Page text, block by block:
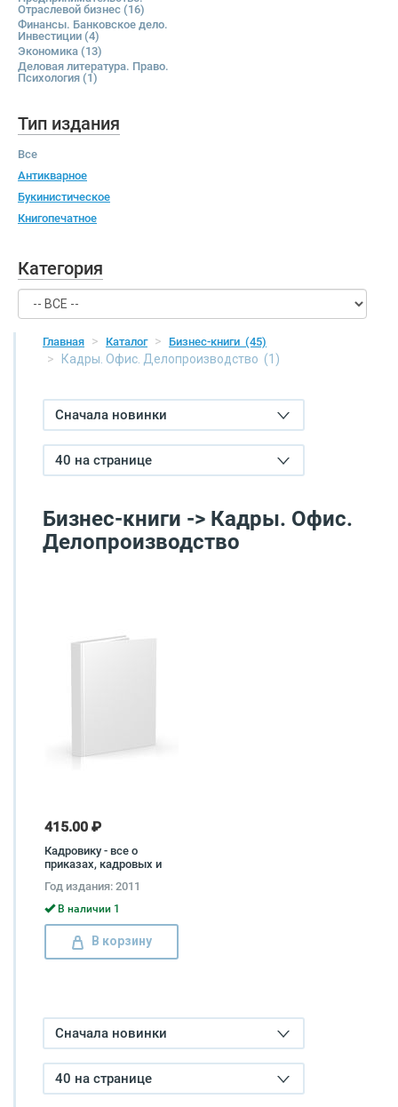
Отраслевой бизнес (16)
Финансы. Банковское дело.
Инвестиции (4)
Экономика (13)
Деловая литература. Право.
Психология (1)
Тип издания
Все
Антикварное
Букинистическое
Книгопечатное
Категория
Главная Каталог Бизнес-книги (45)
Кадры. Офис. Делопроизводство (1)
Сначала новинки
40 на странице
Бизнес-книги -> Кадры. Офис.
Делопроизводство
415.00 ₽
Кадровику - все о
приказах, кадровых и
Журавлева, Маргарита
Журавлева
Год издания: 2011
В наличии 1
В корзину
Сначала новинки
40 на странице